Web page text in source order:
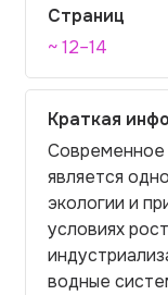
Страниц
~ 12–14
Краткая
Современное
является
экологии и
условиях
водные